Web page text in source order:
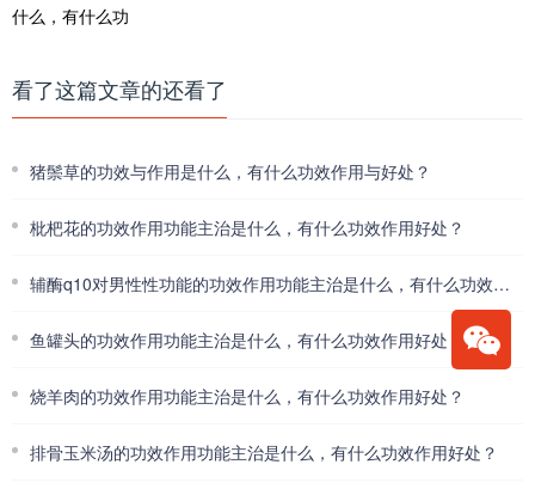
看了这篇文章的还看了
猪鬃草的功效与作用是什么，有什么功效作用与好处？
枇杷花的功效作用功能主治是什么，有什么功效作用好处？
辅酶q10对男性性功能的功效作用功能主治是什么，有什么功效作用好处？
鱼罐头的功效作用功能主治是什么，有什么功效作用好处？
烧羊肉的功效作用功能主治是什么，有什么功效作用好处？
排骨玉米汤的功效作用功能主治是什么，有什么功效作用好处？